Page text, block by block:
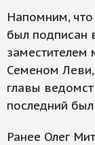
Напомним,
был подписан
заместителем
Семеном Леви,
главы
последний
Ранее Олег